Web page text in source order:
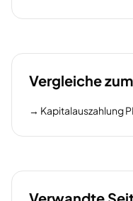
Vergleiche
→ Kapitalauszahlung